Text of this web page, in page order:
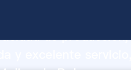
de
de Bolas -